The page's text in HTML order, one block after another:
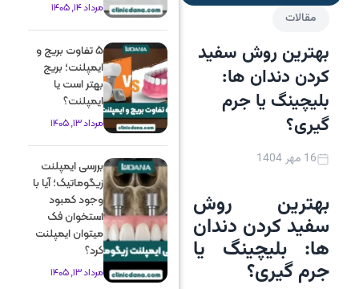
مقالات
بهترین روش سفید
کردن دندان ها:
بلیچینگ یا جرم
گیری؟
16 مهر 1404
بهترین روش
سفید کردن دندان
ها: بلیچینگ یا
جرم گیری؟
مرداد 14, 1405
5 تفاوت بریج و
ایمپلنت؛ بریج
بهتر است یا
ایمپلنت؟
مرداد 13, 1405
بررسی ایمپلنت
زیگوماتیک؛ آیا با
وجود کمبود
استخوان فک
میتوان ایمپلنت
کرد؟
مرداد 13, 1405